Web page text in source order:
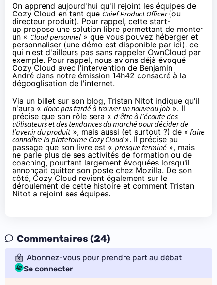
On apprend aujourd'hui qu'il rejoint les équipes de
Cozy Cloud en tant que Chief Product Officer(ou
directeur produit). Pour rappel, cette start-
up propose une solution libre permettant de monter
un « Cloud personnel » que vous pouvez héberger et
personnaliser (une démo est disponible par ici), ce
qui n'est d'ailleurs pas sans rappeler OwnCloud par
exemple. Pour rappel, nous avions déjà évoqué
Cozy Cloud avec l'intervention de Benjamin
André dans notre émission 14h42 consacré à la
dégooglisation de l'internet.
Via un billet sur son blog, Tristan Nitot indique qu'il
n'aura « donc pas tardé à trouver un nouveau job ». Il
précise que son rôle sera « d’être à l’écoute des
utilisateurs et des tendances du marché pour décider de
l’avenir du produit», mais aussi (et surtout ?) de « faire
connaître la plateforme Cozy Cloud». Il précise au
passage que son livre est « presque terminé », mais
ne parle plus de ses activités de formation ou de
coaching, pourtant largement évoquées lorsqu'il
annonçait quitter son poste chez Mozilla. De son
côté, Cozy Cloud revient également sur le
déroulement de cette histoire et comment Tristan
Nitot a rejoint ses équipes.
Commentaires (24)
Abonnez-vous pour prendre part au débat
Se connecter